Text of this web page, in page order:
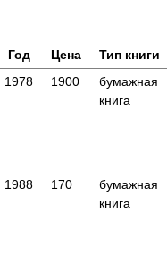
Год Цена
Тип книги
1978 1900
бумажная
книга
1988 170
бумажная
книга